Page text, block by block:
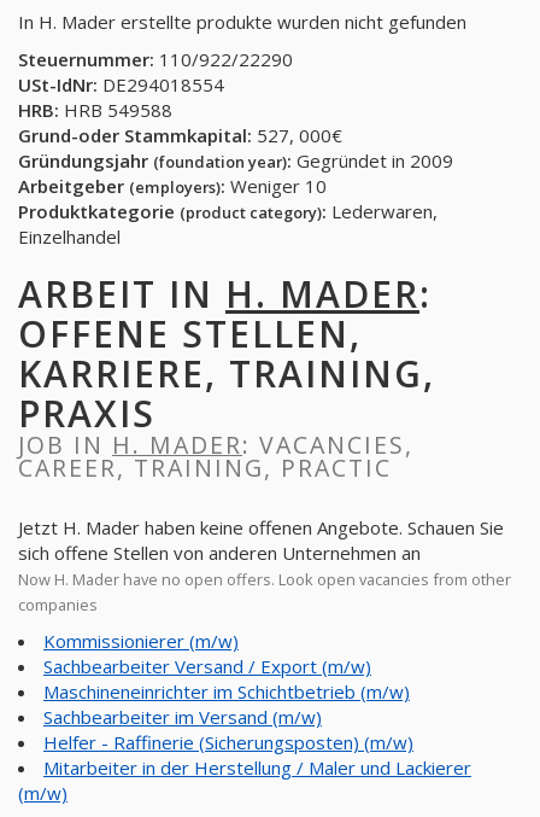
In H. Mader erstellte produkte wurden nicht gefunden
Steuernummer: 110/922/22290
USt-IdNr: DE294018554
HRB: HRB 549588
Grund-oder Stammkapital: 527, 000€
Gründungsjahr (foundation year): Gegründet in 2009
Arbeitgeber (employers): Weniger 10
Produktkategorie (product category): Lederwaren,
Einzelhandel
ARBEIT IN H. MADER:
OFFENE STELLEN,
KARRIERE, TRAINING,
PRAXIS
JOB IN H. MADER: VACANCIES,
CAREER, TRAINING, PRACTIC
Jetzt H. Mader haben keine offenen Angebote. Schauen Sie
sich offene Stellen von anderen Unternehmen an
Now H. Mader have no open offers. Look open vacancies from other
companies
Kommissionierer (m/w)
Sachbearbeiter Versand / Export (m/w)
Maschineneinrichter im Schichtbetrieb (m/w)
Sachbearbeiter im Versand (m/w)
Helfer - Raffinerie (Sicherungsposten) (m/w)
Mitarbeiter in der Herstellung / Maler und Lackierer
(m/w)